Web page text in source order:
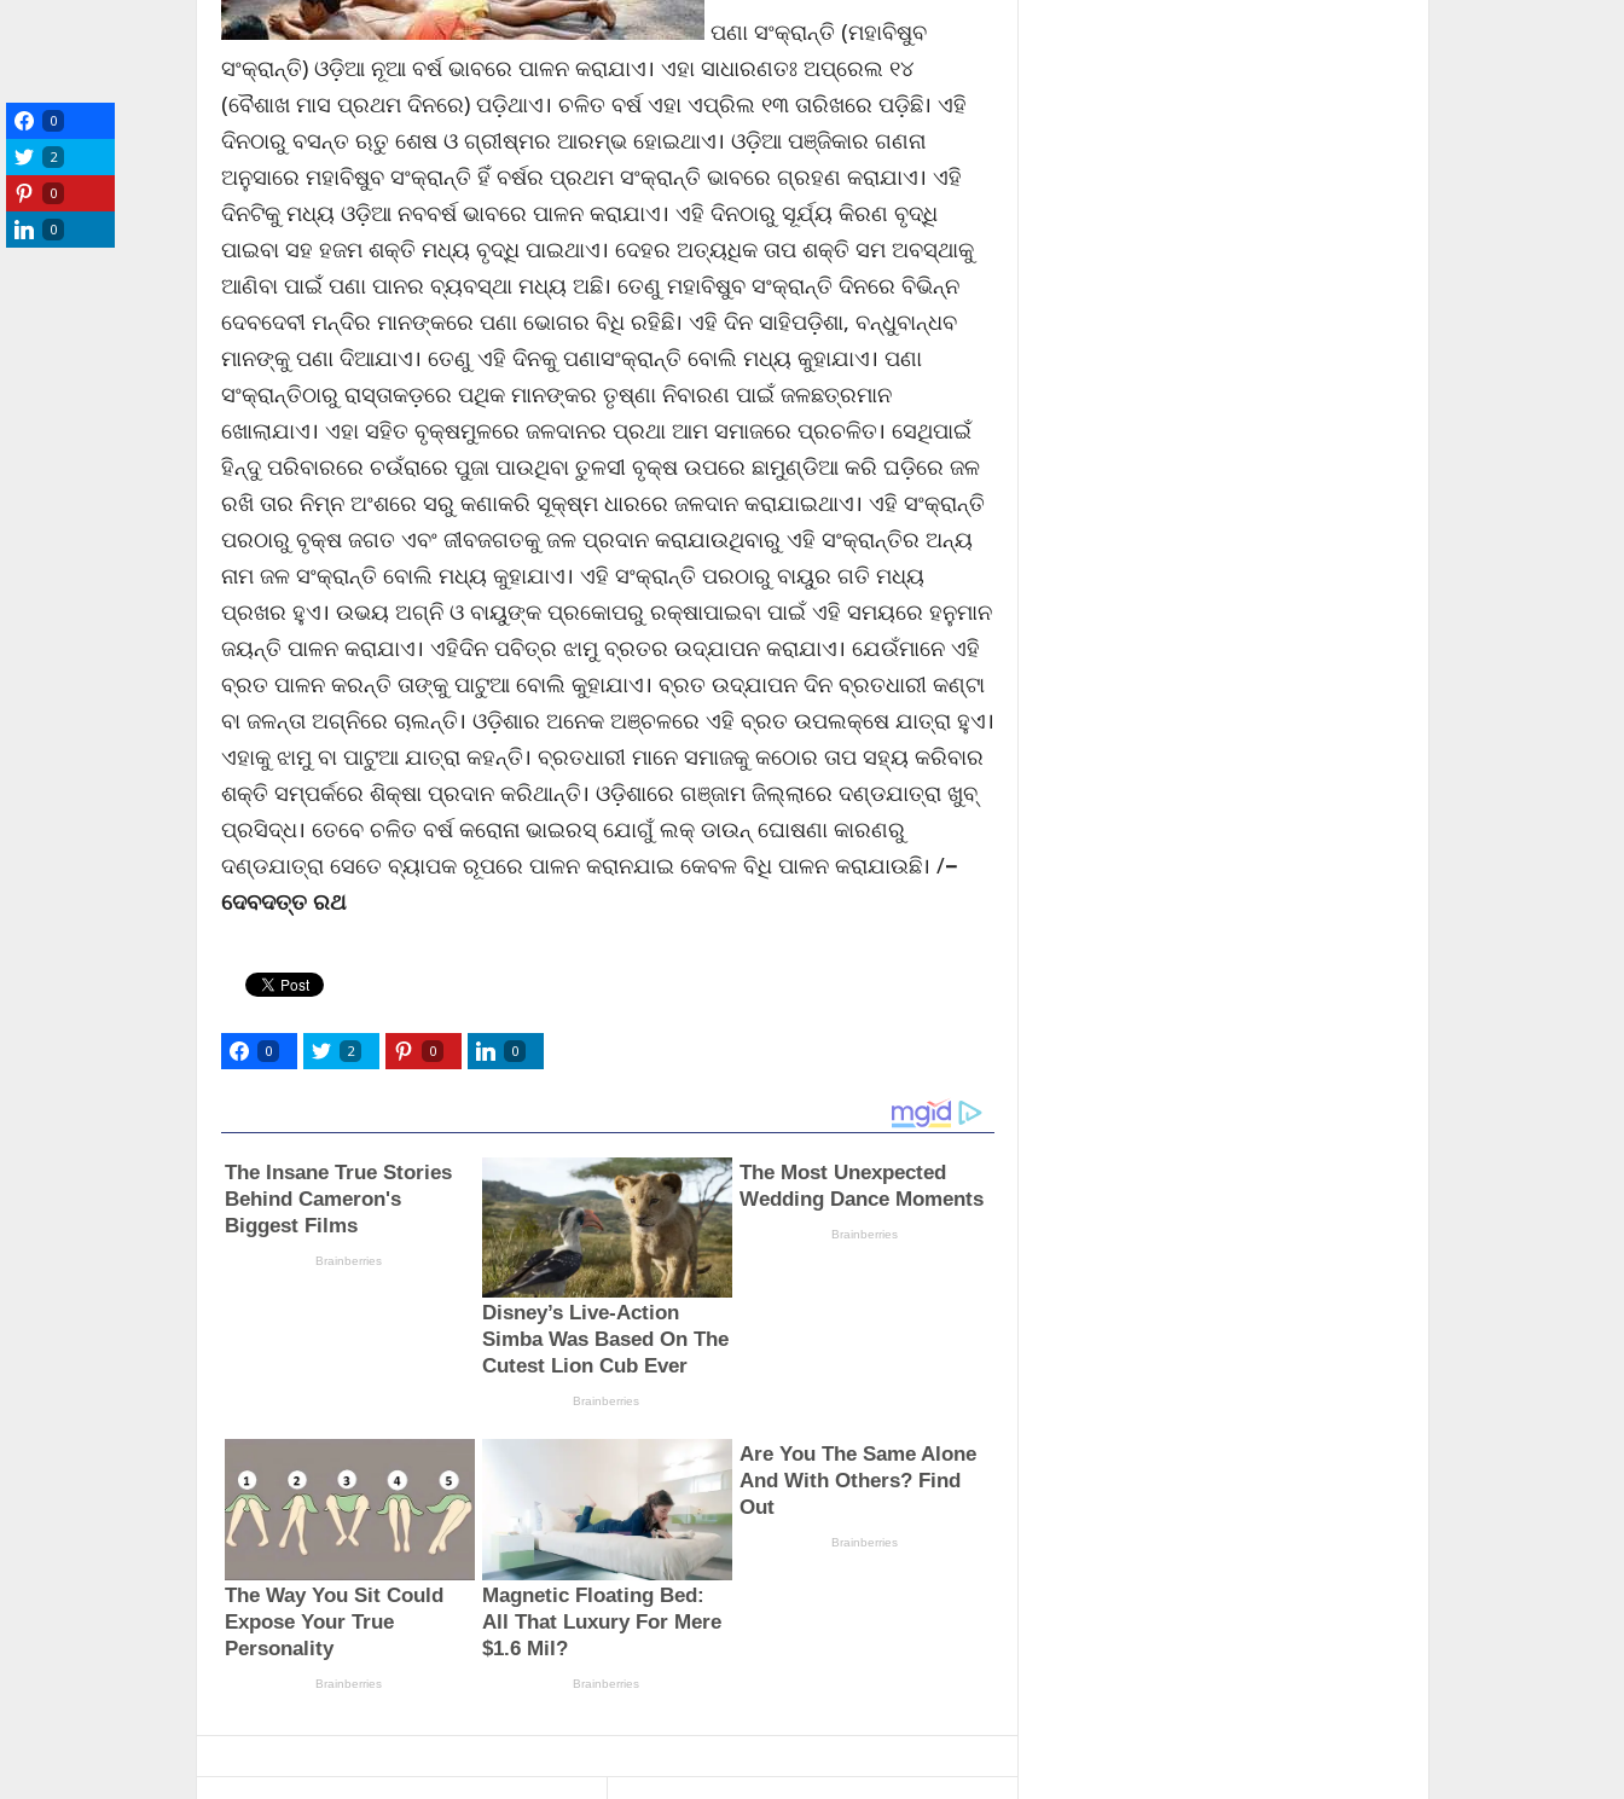
ପଣା ସଂକ୍ରାନ୍ତି (ମହାବିଷୁବ
ସଂକ୍ରାନ୍ତି) ଓଡ଼ିଆ ନୂଆ ବର୍ଷ ଭାବରେ ପାଳନ କରାଯାଏ। ଏହା ସାଧାରଣତଃ ଅପ୍ରେଲ ୧୪
(ବୈଶାଖ ମାସ ପ୍ରଥମ ଦିନରେ) ପଡ଼ିଥାଏ। ଚଳିତ ବର୍ଷ ଏହା ଏପ୍ରିଲ ୧୩ ତାରିଖରେ ପଡ଼ିଛି। ଏହି
ଦିନଠାରୁ ବସନ୍ତ ଋତୁ ଶେଷ ଓ ଗ୍ରୀଷ୍ମର ଆରମ୍ଭ ହୋଇଥାଏ। ଓଡ଼ିଆ ପଞ୍ଜିକାର ଗଣନା
ଅନୁସାରେ ମହାବିଷୁବ ସଂକ୍ରାନ୍ତି ହିଁ ବର୍ଷର ପ୍ରଥମ ସଂକ୍ରାନ୍ତି ଭାବରେ ଗ୍ରହଣ କରାଯାଏ। ଏହି
ଦିନଟିକୁ ମଧ୍ୟ ଓଡ଼ିଆ ନବବର୍ଷ ଭାବରେ ପାଳନ କରାଯାଏ। ଏହି ଦିନଠାରୁ ସୂର୍ଯ୍ୟ କିରଣ ବୃଦ୍ଧି
ପାଇବା ସହ ହଜମ ଶକ୍ତି ମଧ୍ୟ ବୃଦ୍ଧି ପାଇଥାଏ। ଦେହର ଅତ୍ୟଧିକ ତାପ ଶକ୍ତି ସମ ଅବସ୍ଥାକୁ
ଆଣିବା ପାଇଁ ପଣା ପାନର ବ୍ୟବସ୍ଥା ମଧ୍ୟ ଅଛି। ତେଣୁ ମହାବିଷୁବ ସଂକ୍ରାନ୍ତି ଦିନରେ ବିଭିନ୍ନ
ଦେବଦେବୀ ମନ୍ଦିର ମାନଙ୍କରେ ପଣା ଭୋଗର ବିଧି ରହିଛି। ଏହି ଦିନ ସାହିପଡ଼ିଶା, ବନ୍ଧୁବାନ୍ଧବ
ମାନଙ୍କୁ ପଣା ଦିଆଯାଏ। ତେଣୁ ଏହି ଦିନକୁ ପଣାସଂକ୍ରାନ୍ତି ବୋଲି ମଧ୍ୟ କୁହାଯାଏ। ପଣା
ସଂକ୍ରାନ୍ତିଠାରୁ ରାସ୍ତାକଡ଼ରେ ପଥିକ ମାନଙ୍କର ତୃଷ୍ଣା ନିବାରଣ ପାଇଁ ଜଳଛତ୍ରମାନ
ଖୋଲାଯାଏ। ଏହା ସହିତ ବୃକ୍ଷମୁଳରେ ଜଳଦାନର ପ୍ରଥା ଆମ ସମାଜରେ ପ୍ରଚଳିତ। ସେଥିପାଇଁ
ହିନ୍ଦୁ ପରିବାରରେ ଚଉଁରାରେ ପୁଜା ପାଉଥିବା ତୁଳସୀ ବୃକ୍ଷ ଉପରେ ଛାମୁଣ୍ଡିଆ କରି ଘଡ଼ିରେ ଜଳ
ରଖି ତାର ନିମ୍ନ ଅଂଶରେ ସରୁ କଣାକରି ସୂକ୍ଷ୍ମ ଧାରରେ ଜଳଦାନ କରାଯାଇଥାଏ। ଏହି ସଂକ୍ରାନ୍ତି
ପରଠାରୁ ବୃକ୍ଷ ଜଗତ ଏବଂ ଜୀବଜଗତକୁ ଜଳ ପ୍ରଦାନ କରାଯାଉଥିବାରୁ ଏହି ସଂକ୍ରାନ୍ତିର ଅନ୍ୟ
ନାମ ଜଳ ସଂକ୍ରାନ୍ତି ବୋଲି ମଧ୍ୟ କୁହାଯାଏ। ଏହି ସଂକ୍ରାନ୍ତି ପରଠାରୁ ବାୟୁର ଗତି ମଧ୍ୟ
ପ୍ରଖର ହୁଏ। ଉଭୟ ଅଗ୍ନି ଓ ବାୟୁଙ୍କ ପ୍ରକୋପରୁ ରକ୍ଷାପାଇବା ପାଇଁ ଏହି ସମୟରେ ହନୁମାନ
ଜୟନ୍ତି ପାଳନ କରାଯାଏ। ଏହିଦିନ ପବିତ୍ର ଝାମୁ ବ୍ରତର ଉଦ୍‌ଯାପନ କରାଯାଏ। ଯେଉଁମାନେ ଏହି
ବ୍ରତ ପାଳନ କରନ୍ତି ତାଙ୍କୁ ପାଟୁଆ ବୋଲି କୁହାଯାଏ। ବ୍ରତ ଉଦ୍‌ଯାପନ ଦିନ ବ୍ରତଧାରୀ କଣ୍ଟା
ବା ଜଳନ୍ତା ଅଗ୍ନିରେ ଚାଲନ୍ତି। ଓଡ଼ିଶାର ଅନେକ ଅଞ୍ଚଳରେ ଏହି ବ୍ରତ ଉପଲକ୍ଷେ ଯାତ୍ରା ହୁଏ।
ଏହାକୁ ଝାମୁ ବା ପାଟୁଆ ଯାତ୍ରା କହନ୍ତି। ବ୍ରତଧାରୀ ମାନେ ସମାଜକୁ କଠୋର ତାପ ସହ୍ୟ କରିବାର
ଶକ୍ତି ସମ୍ପର୍କରେ ଶିକ୍ଷା ପ୍ରଦାନ କରିଥାନ୍ତି। ଓଡ଼ିଶାରେ ଗଞ୍ଜାମ ଜିଲ୍ଲାରେ ଦଣ୍ଡଯାତ୍ରା ଖୁବ୍
ପ୍ରସିଦ୍ଧ। ତେବେ ଚଳିତ ବର୍ଷ କରୋନା ଭାଇରସ୍ ଯୋଗୁଁ ଲକ୍ ଡାଉନ୍ ଘୋଷଣା କାରଣରୁ
ଦଣ୍ଡଯାତ୍ରା ସେତେ ବ୍ୟାପକ ରୂପରେ ପାଳନ କରାନଯାଇ କେବଳ ବିଧି ପାଳନ କରାଯାଉଛି। /–
ଦେବଦତ୍ତ ରଥ
0 2 0 0
0
2
0
0